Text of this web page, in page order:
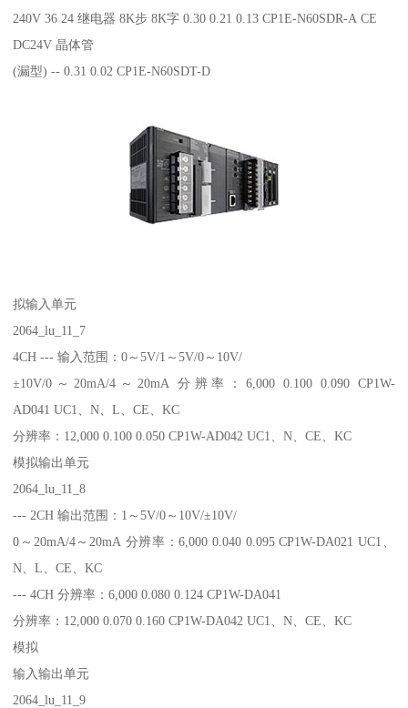
240V 36 24 继电器 8K步 8K字 0.30 0.21 0.13 CP1E-N60SDR-A CE
DC24V 晶体管
(漏型) -- 0.31 0.02 CP1E-N60SDT-D
拟输入单元
2064_lu_11_7
4CH --- 输入范围：0～5V/1～5V/0～10V/
±10V/0～20mA/4～20mA 分辨率：6,000 0.100 0.090 CP1W-
AD041 UC1、N、L、CE、KC
分辨率：12,000 0.100 0.050 CP1W-AD042 UC1、N、CE、KC
模拟输出单元
2064_lu_11_8
--- 2CH 输出范围：1～5V/0～10V/±10V/
0～20mA/4～20mA 分辨率：6,000 0.040 0.095 CP1W-DA021 UC1、
N、L、CE、KC
--- 4CH 分辨率：6,000 0.080 0.124 CP1W-DA041
分辨率：12,000 0.070 0.160 CP1W-DA042 UC1、N、CE、KC
模拟
输入输出单元
2064_lu_11_9